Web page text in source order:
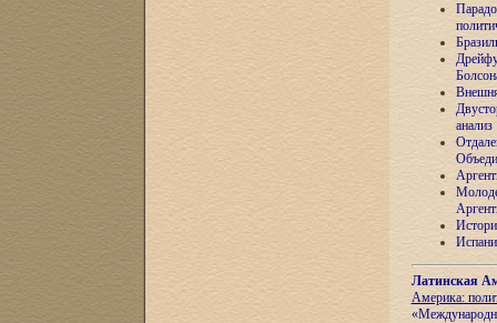
анализ
Латинская
Америка: